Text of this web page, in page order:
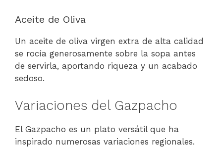
Aceite de Oliva
Un aceite de oliva virgen extra de alta calidad
se rocía generosamente sobre la sopa antes
de servirla, aportando riqueza y un acabado
sedoso.
Variaciones del Gazpacho
El Gazpacho es un plato versátil que ha
inspirado numerosas variaciones regionales.